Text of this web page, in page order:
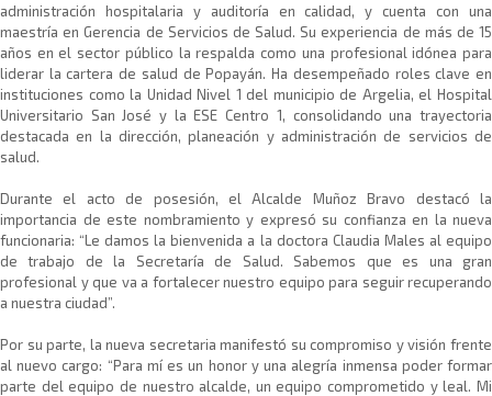
administración hospitalaria y auditoría en calidad, y cuenta con una
maestría en Gerencia de Servicios de Salud. Su experiencia de más de 15
años en el sector público la respalda como una profesional idónea para
liderar la cartera de salud de Popayán. Ha desempeñado roles clave en
instituciones como la Unidad Nivel 1 del municipio de Argelia, el Hospital
Universitario San José y la ESE Centro 1, consolidando una trayectoria
destacada en la dirección, planeación y administración de servicios de
salud.
Durante el acto de posesión, el Alcalde Muñoz Bravo destacó la
importancia de este nombramiento y expresó su confianza en la nueva
funcionaria: “Le damos la bienvenida a la doctora Claudia Males al equipo
de trabajo de la Secretaría de Salud. Sabemos que es una gran
profesional y que va a fortalecer nuestro equipo para seguir recuperando
a nuestra ciudad”.
Por su parte, la nueva secretaria manifestó su compromiso y visión frente
al nuevo cargo: “Para mí es un honor y una alegría inmensa poder formar
parte del equipo de nuestro alcalde, un equipo comprometido y leal. Mi